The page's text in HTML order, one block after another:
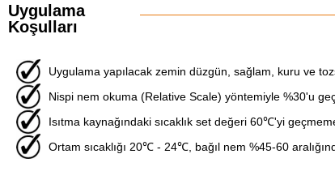
Uygulama
Koşulları
Uygulama yapılacak zemin düzgün, sağlam, kuru ve
Nispi nem okuma (Relative Scale) yöntemiyle %30'u
Isıtma kaynağındaki sıcaklık set değeri 60℃'yi
Ortam sıcaklığı 20℃ - 24℃, bağıl nem %45-60